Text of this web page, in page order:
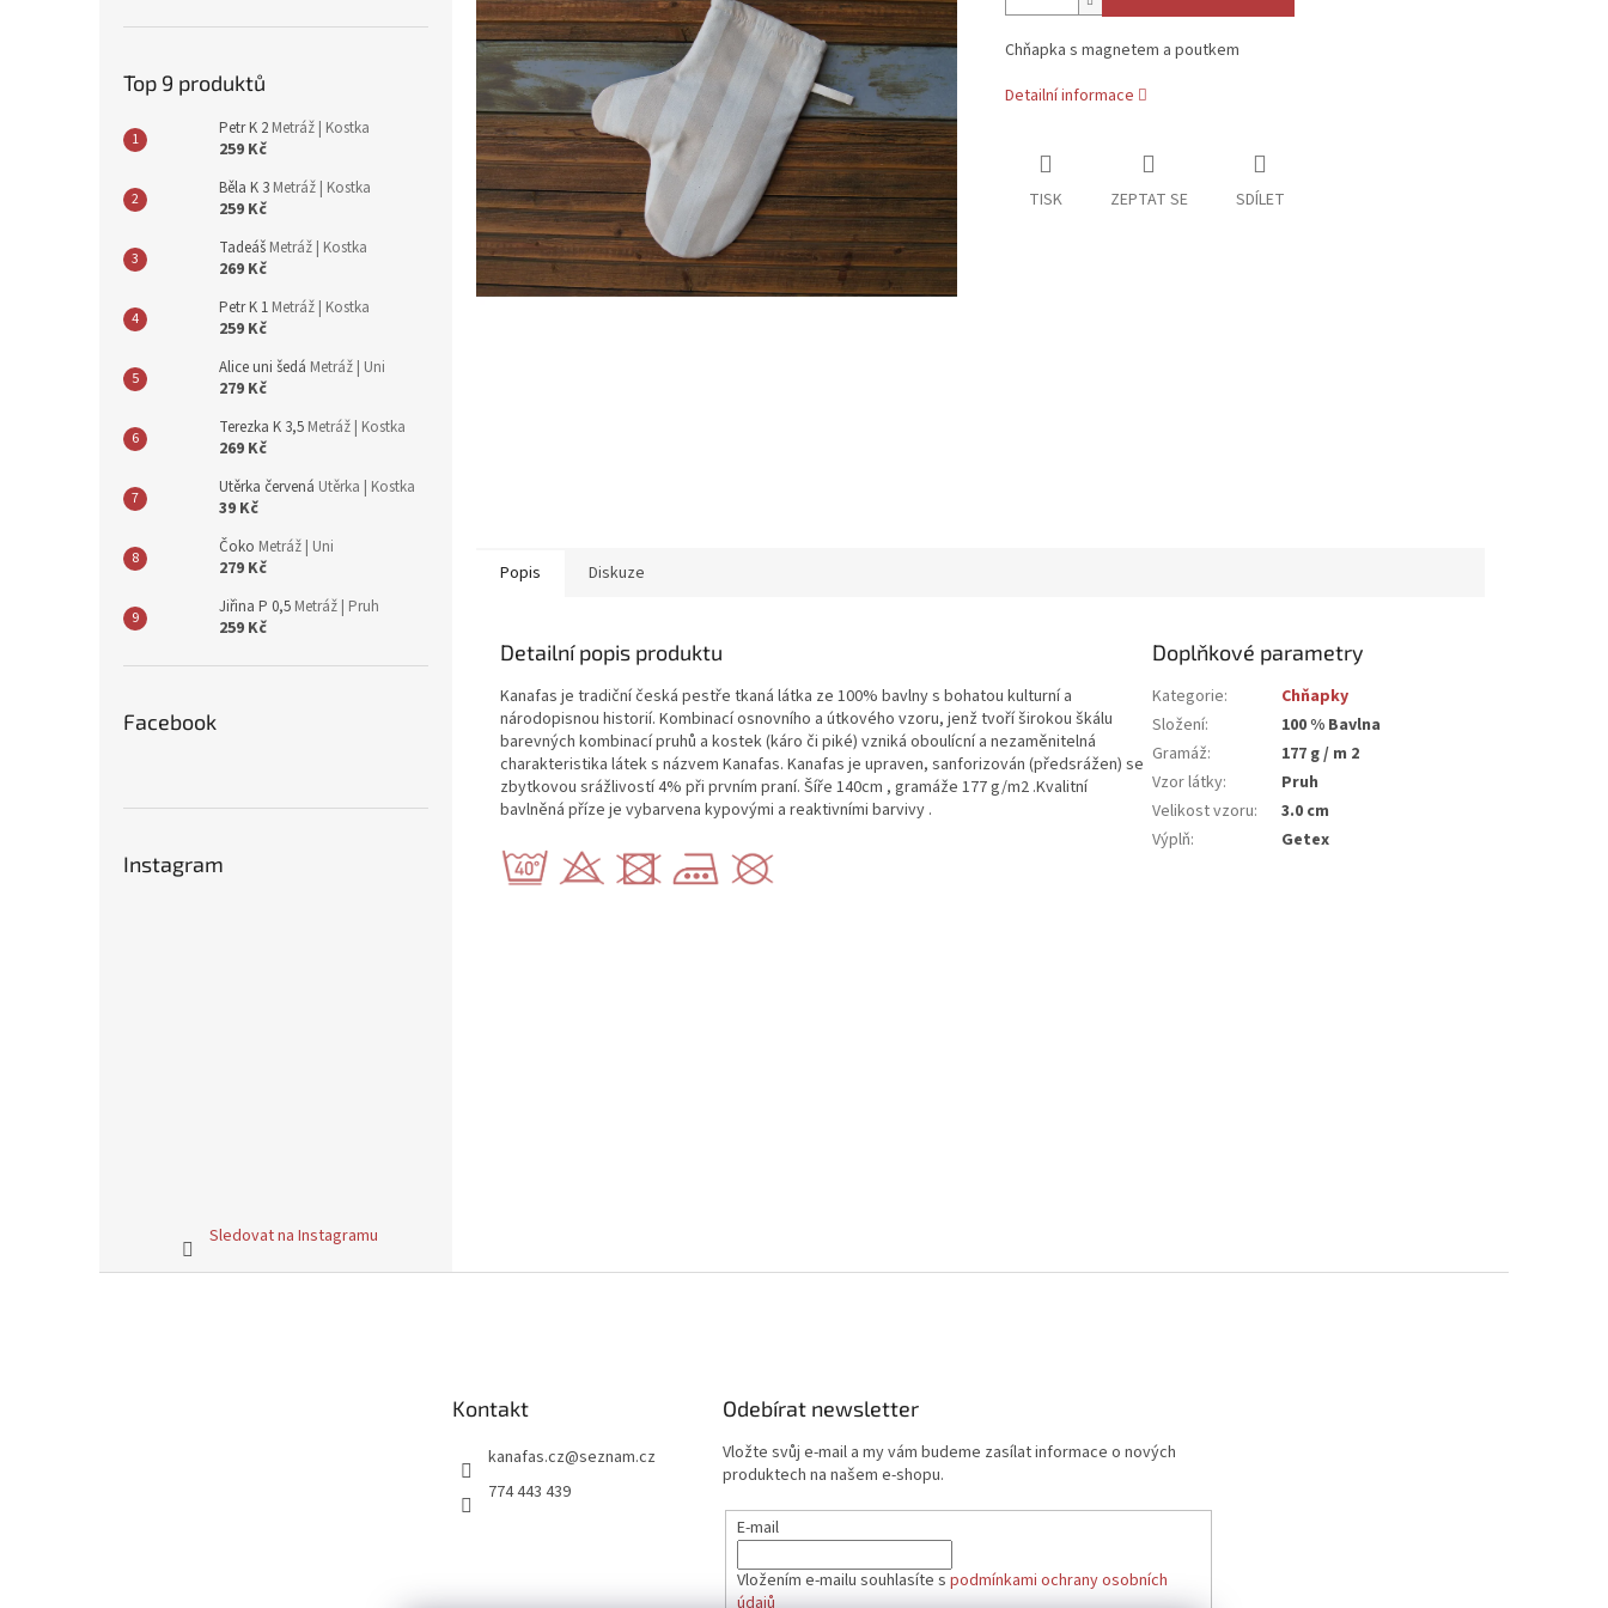
Top 9 produktů
Petr K 2 Metráž | Kostka
259 Kč
Běla K 3 Metráž | Kostka
259 Kč
Tadeáš Metráž | Kostka
269 Kč
Petr K 1 Metráž | Kostka
259 Kč
Alice uni šedá Metráž | Uni
279 Kč
Terezka K 3,5 Metráž | Kostka
269 Kč
Utěrka červená Utěrka | Kostka
39 Kč
Čoko Metráž | Uni
279 Kč
Jiřina P 0,5 Metráž | Pruh
259 Kč
Facebook
Instagram
Sledovat na Instagramu
Chňapka s magnetem a poutkem
Detailní informace
TISK ZEPTAT SE SDÍLET
Popis Diskuze
Detailní popis produktu
Kanafas je tradiční česká pestře tkaná látka ze 100% bavlny s bohatou kulturní a
národopisnou historií. Kombinací osnovního a útkového vzoru, jenž tvoří širokou škálu
barevných kombinací pruhů a kostek (káro či piké) vzniká oboulícní a nezaměnitelná
charakteristika látek s názvem Kanafas. Kanafas je upraven, sanforizován (předsrážen) se
zbytkovou srážlivostí 4% při prvním praní. Šíře 140cm , gramáže 177 g/m2 .Kvalitní
bavlněná příze je vybarvena kypovými a reaktivními barvivy .
Doplňkové parametry
Kategorie:
Chňapky
Složení:
100 % Bavlna
Gramáž:
177 g / m 2
Vzor látky:
Pruh
Velikost vzoru:
3.0 cm
Výplň: Getex
Kontakt
kanafas.cz@seznam.cz
774 443 439
Odebírat newsletter
Vložte svůj e-mail a my vám budeme zasílat informace o nových
produktech na našem e-shopu.
E-mail
Vložením e-mailu souhlasíte s podmínkami ochrany osobních
údajů